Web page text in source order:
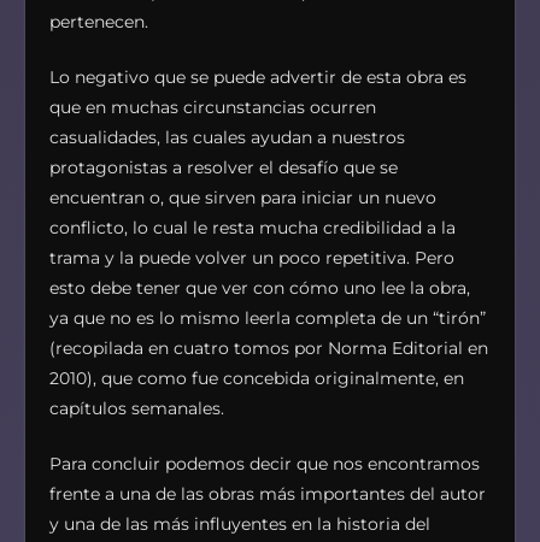
pertenecen.
Lo negativo que se puede advertir de esta obra es
que en muchas circunstancias ocurren
casualidades, las cuales ayudan a nuestros
protagonistas a resolver el desafío que se
encuentran o, que sirven para iniciar un nuevo
conflicto, lo cual le resta mucha credibilidad a la
trama y la puede volver un poco repetitiva. Pero
esto debe tener que ver con cómo uno lee la obra,
ya que no es lo mismo leerla completa de un “tirón”
(recopilada en cuatro tomos por Norma Editorial en
2010), que como fue concebida originalmente, en
capítulos semanales.
Para concluir podemos decir que nos encontramos
frente a una de las obras más importantes del autor
y una de las más influyentes en la historia del